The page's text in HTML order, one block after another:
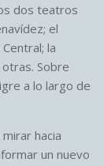
dos teatros
el
la
Sobre
a lo largo de
hacia
un nuevo